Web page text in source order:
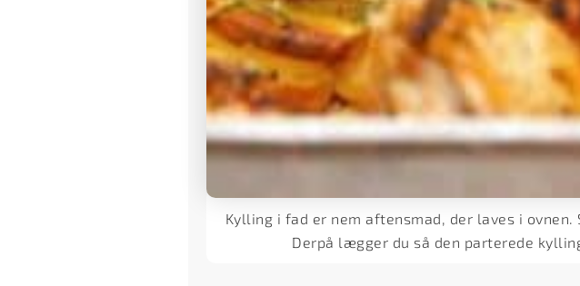
Kylling i fad er nem aftensmad, der laves i
Derpå lægger du så den parterede